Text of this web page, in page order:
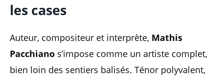
les cases
Auteur, compositeur et interprète, Mathis
Pacchiano s’impose comme un artiste complet,
bien loin des sentiers balisés. Ténor polyvalent,